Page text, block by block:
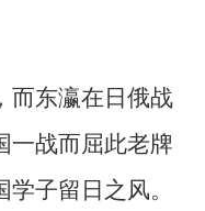
而东瀛在日俄战
一战而屈此老牌
子留日之风。